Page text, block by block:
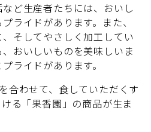
ど生産者たちには、おいし
ライドがあります。また、
そしてやさしく加工してい
おいしいものを美味しいま
ライドがあります。
合わせて、食していただくす
る「果香園」の商品が生ま